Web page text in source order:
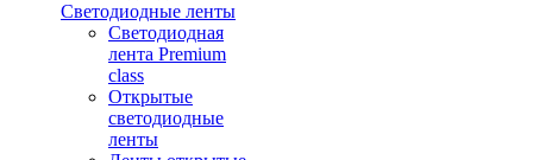
Светодиодные ленты
Светодиодная
лента Premium
class
Открытые
светодиодные
ленты